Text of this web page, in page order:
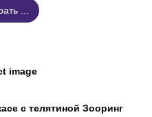
...
с телятиной Зооринг